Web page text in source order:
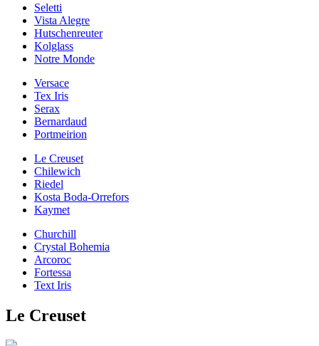
Seletti
Vista Alegre
Hutschenreuter
Kolglass
Notre Monde
Versace
Tex Iris
Serax
Bernardaud
Portmeirion
Le Creuset
Chilewich
Riedel
Kosta Boda-Orrefors
Kaymet
Churchill
Crystal Bohemia
Arcoroc
Fortessa
Text Iris
Le Creuset